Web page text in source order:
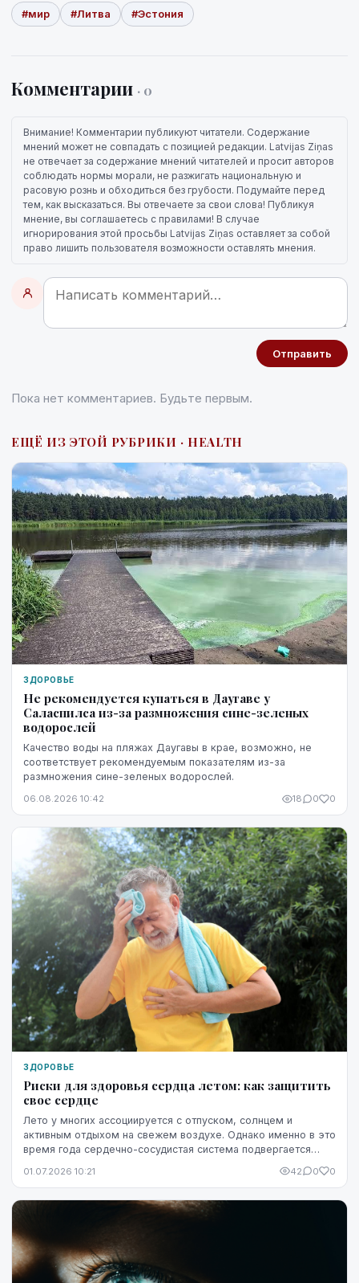
#мир #Литва #Эстония
Комментарии · 0
Внимание! Комментарии публикуют читатели. Содержание
мнений может не совпадать с позицией редакции. Latvijas Ziņas
не отвечает за содержание мнений читателей и просит авторов
соблюдать нормы морали, не разжигать национальную и
расовую рознь и обходиться без грубости. Подумайте перед
тем, как высказаться. Вы отвечаете за свои слова! Публикуя
мнение, вы соглашаетесь с правилами! В случае
игнорирования этой просьбы Latvijas Ziņas оставляет за собой
право лишить пользователя возможности оставлять мнения.
Отправить
Пока нет комментариев. Будьте первым.
ЕЩЁ ИЗ ЭТОЙ РУБРИКИ · HEALTH
ЗДОРОВЬЕ
Не рекомендуется купаться в Даугаве у
Саласпилса из-за размножения сине-зеленых
водорослей
Качество воды на пляжах Даугавы в крае, возможно, не
соответствует рекомендуемым показателям из-за
размножения сине-зеленых водорослей.
06.08.2026 10:42 18 0 0
ЗДОРОВЬЕ
Риски для здоровья сердца летом: как защитить
свое сердце
Лето у многих ассоциируется с отпуском, солнцем и
активным отдыхом на свежем воздухе. Однако именно в это
время года сердечно-сосудистая система подвергается
01.07.2026 10:21 42 0 0